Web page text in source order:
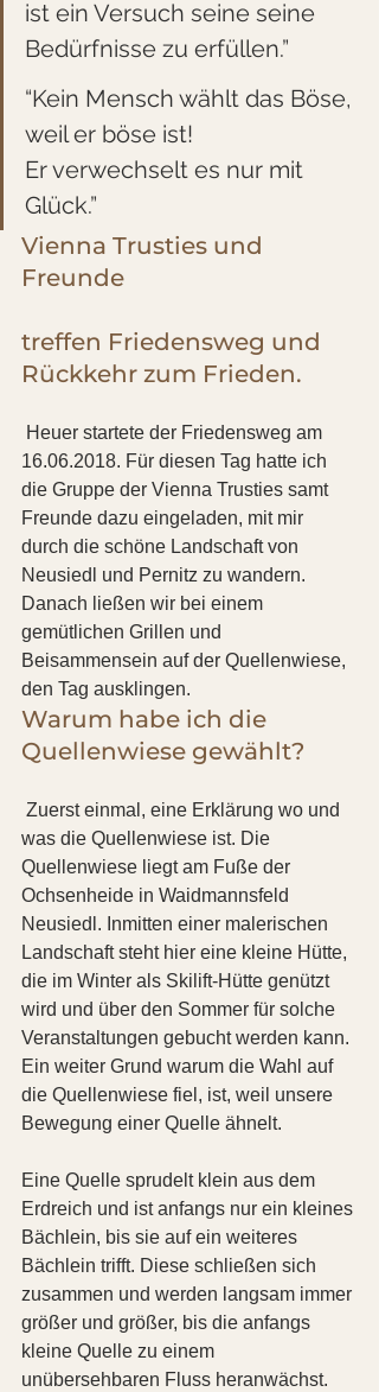
ist ein Versuch seine seine
Bedürfnisse zu erfüllen.”
“Kein Mensch wählt das Böse,
weil er böse ist!
Er verwechselt es nur mit
Glück.”
Vienna Trusties und
Freunde
treffen Friedensweg und
Rückkehr zum Frieden.
16.06.2018. Für diesen Tag hatte ich
die Gruppe der Vienna Trusties samt
Freunde dazu eingeladen, mit mir
durch die schöne Landschaft von
Neusiedl und Pernitz zu wandern.
Danach ließen wir bei einem
gemütlichen Grillen und
Beisammensein auf der Quellenwiese,
den Tag ausklingen.
Warum habe ich die
Quellenwiese gewählt?
was die Quellenwiese ist. Die
Quellenwiese liegt am Fuße der
Ochsenheide in Waidmannsfeld
Neusiedl. Inmitten einer malerischen
Landschaft steht hier eine kleine Hütte,
die im Winter als Skilift-Hütte genützt
wird und über den Sommer für solche
Veranstaltungen gebucht werden kann.
Ein weiter Grund warum die Wahl auf
die Quellenwiese fiel, ist, weil unsere
Bewegung einer Quelle ähnelt.
Eine Quelle sprudelt klein aus dem
Erdreich und ist anfangs nur ein kleines
Bächlein, bis sie auf ein weiteres
Bächlein trifft. Diese schließen sich
zusammen und werden langsam immer
größer und größer, bis die anfangs
kleine Quelle zu einem
unübersehbaren Fluss heranwächst.